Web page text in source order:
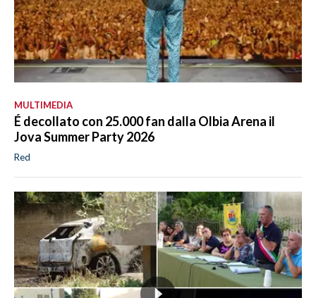
MULTIMEDIA
É decollato con 25.000 fan dalla Olbia Arena il
Jova Summer Party 2026
Red